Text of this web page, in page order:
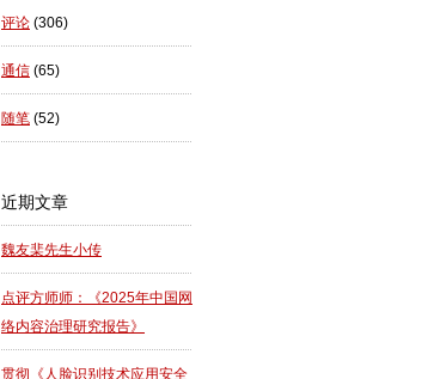
评论 (306)
通信 (65)
随笔 (52)
近期文章
魏友棐先生小传
点评方师师：《2025年中国网
络内容治理研究报告》
贯彻《人脸识别技术应用安全